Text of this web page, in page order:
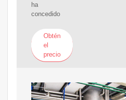
ha
concedido
Obtén
el
precio